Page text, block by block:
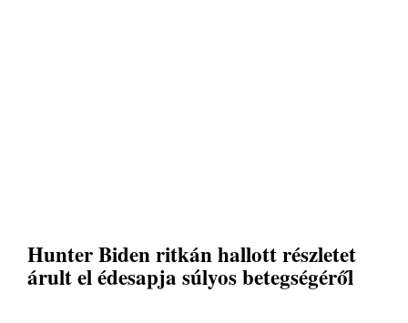
Hunter Biden ritkán hallott részletet
árult el édesapja súlyos betegségéről